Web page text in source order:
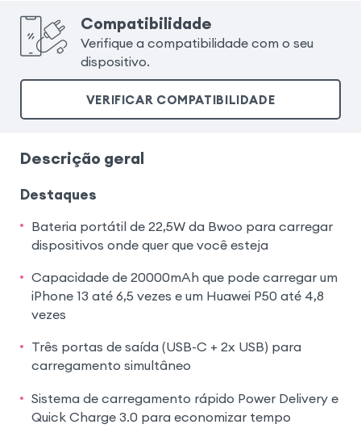
Compatibilidade
Verifique a compatibilidade com o seu
dispositivo.
VERIFICAR COMPATIBILIDADE
Descrição geral
Destaques
Bateria portátil de 22,5W da Bwoo para carregar
dispositivos onde quer que você esteja
Capacidade de 20000mAh que pode carregar um
iPhone 13 até 6,5 vezes e um Huawei P50 até 4,8
vezes
Três portas de saída (USB-C + 2x USB) para
carregamento simultâneo
Sistema de carregamento rápido Power Delivery e
Quick Charge 3.0 para economizar tempo